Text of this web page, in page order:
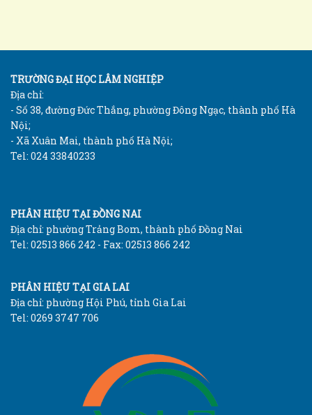
TRƯỜNG ĐẠI HỌC LÂM NGHIỆP
Địa chỉ:
- Số 38, đường Đức Thắng, phường Đông Ngạc, thành phố Hà
Nội;
- Xã Xuân Mai, thành phố Hà Nội;
Tel: 024 33840233
PHÂN HIỆU TẠI ĐỒNG NAI
Địa chỉ: phường Trảng Bom, thành phố Đồng Nai
Tel: 02513 866 242 - Fax: 02513 866 242
PHÂN HIỆU TẠI GIA LAI
Địa chỉ: phường Hội Phú, tỉnh Gia Lai
Tel: 0269 3747 706